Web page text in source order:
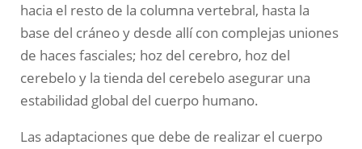
hacia el resto de la columna vertebral, hasta la
base del cráneo y desde allí con complejas uniones
de haces fasciales; hoz del cerebro, hoz del
cerebelo y la tienda del cerebelo asegurar una
estabilidad global del cuerpo humano.
Las adaptaciones que debe de realizar el cuerpo